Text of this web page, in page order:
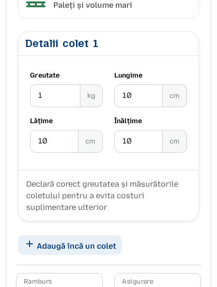
Paleți și volume mari
Detalii colet 1
Greutate
kg
Lungime
cm
Lățime
cm
Înălțime
cm
Declară corect greutatea și măsurătorile
coletului pentru a evita costuri
suplimentare ulterior
Adaugă încă un colet
Ramburs Asigurare